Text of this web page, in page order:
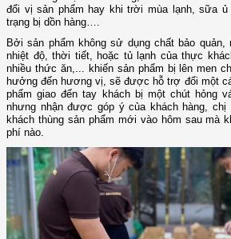
đổi vị sản phẩm hay khi trời mùa lạnh, sữa
trạng bị dồn hàng….
Bởi sản phẩm không sử dụng chất bảo
nhiệt độ, thời tiết, hoặc tủ lạnh của thực
nhiều thức ăn,... khiến sản phẩm bị lên men
hưởng đến hương vị, sẽ được hỗ trợ đổi một
phẩm giao đến tay khách bị một chút hỏng
nhưng nhận được góp ý của khách hàng,
khách thùng sản phẩm mới vào hôm sau mà
phí nào.